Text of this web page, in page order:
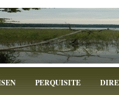
PERQUISITE